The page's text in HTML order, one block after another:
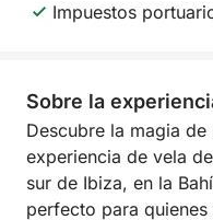
Impuestos
Sobre la
Descubre la magia
experiencia de vela
sur de Ibiza, en la
perfecto para